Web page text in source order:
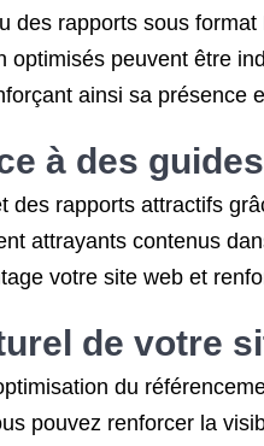
rapports sous
optimisés peuvent être
ainsi sa présence
à des
rapports attractifs
attrayants contenus
votre site web et
de votre
du
pouvez renforcer la